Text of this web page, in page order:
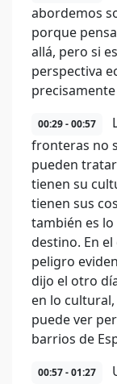
abordemos
porque
allá, pero si
perspectiva
00:29 - 00:57
fronteras no
pueden
tienen su
tienen sus
también es
destino. En
peligro
dijo el otro
en lo
puede ver
barrios de
00:57 - 01:27